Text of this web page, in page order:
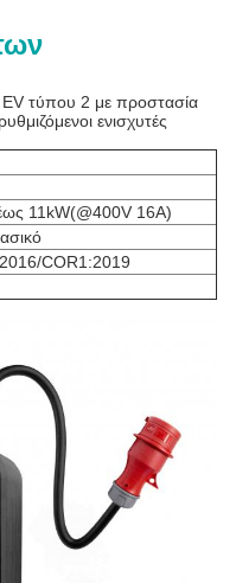
τύπου 2 με προστασία
ενισχυτές
11kW(@400V 16A)
COR1:2019